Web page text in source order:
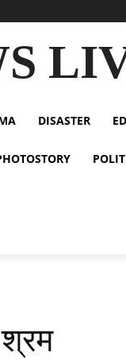
DISASTER